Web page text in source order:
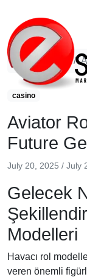
casino
casino
Aviator
Future
July 20, 2025 / July
Gelecek
Modelleri
Havacı rol
veren önemli